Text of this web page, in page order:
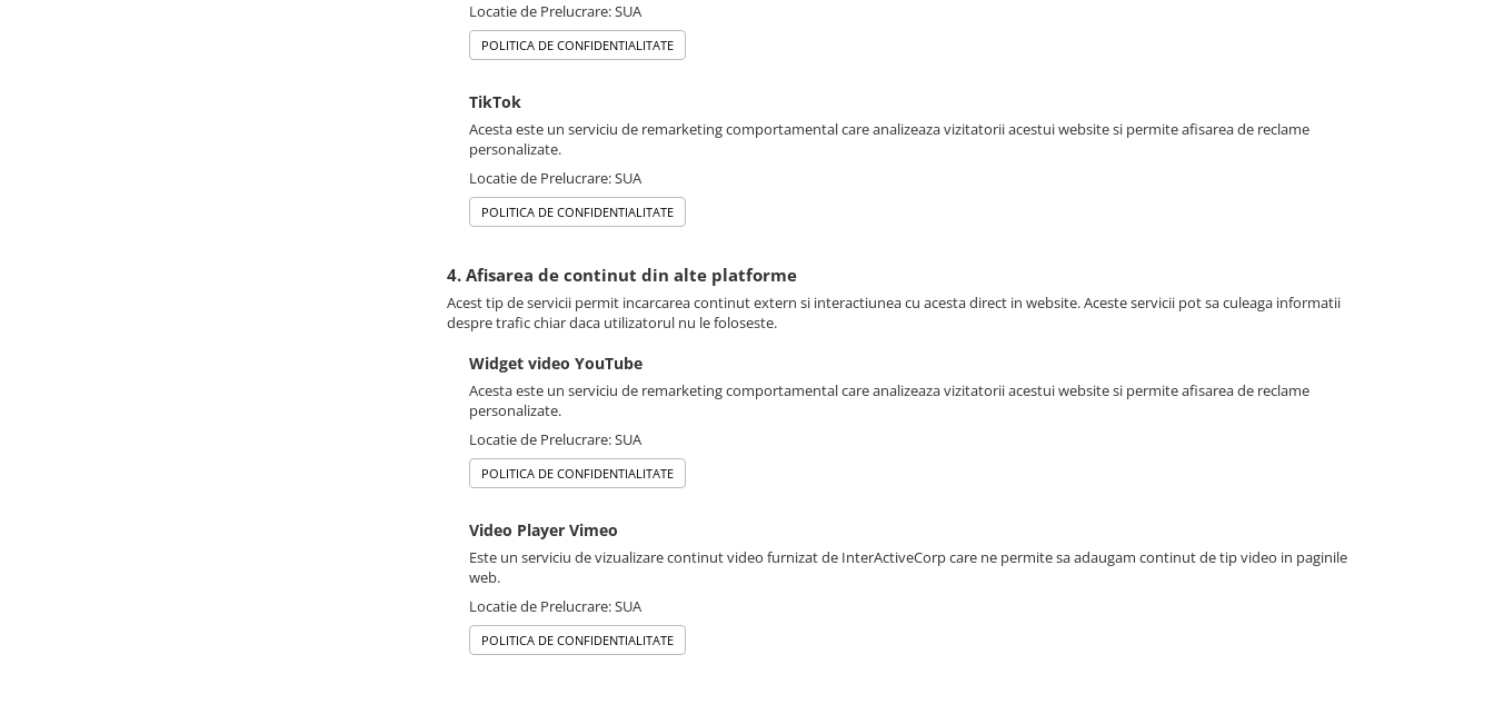
Locatie de Prelucrare: SUA
POLITICA DE CONFIDENTIALITATE
TikTok
Acesta este un serviciu de remarketing comportamental care analizeaza vizitatorii acestui website si permite afisarea de reclame
personalizate.
Locatie de Prelucrare: SUA
POLITICA DE CONFIDENTIALITATE
4. Afisarea de continut din alte platforme
Acest tip de servicii permit incarcarea continut extern si interactiunea cu acesta direct in website. Aceste servicii pot sa culeaga informatii
despre trafic chiar daca utilizatorul nu le foloseste.
Widget video YouTube
Acesta este un serviciu de remarketing comportamental care analizeaza vizitatorii acestui website si permite afisarea de reclame
personalizate.
Locatie de Prelucrare: SUA
POLITICA DE CONFIDENTIALITATE
Video Player Vimeo
Este un serviciu de vizualizare continut video furnizat de InterActiveCorp care ne permite sa adaugam continut de tip video in paginile
web.
Locatie de Prelucrare: SUA
POLITICA DE CONFIDENTIALITATE